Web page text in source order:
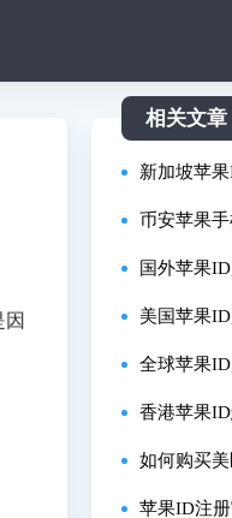
相关文章
新加坡苹
eID账号购
币安苹果
细安装教
国外苹果
购买详细
美国苹果
购买详细
全球苹果
购买详细
香港苹果
图文流程！
如何购买
买详细指
苹果ID注